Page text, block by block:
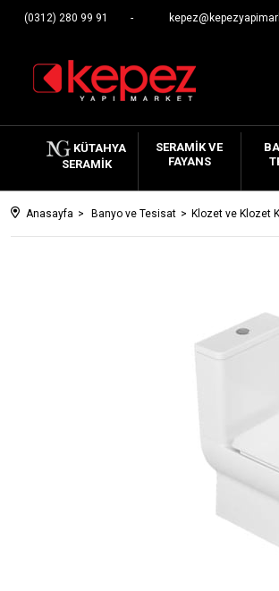
(0312) 280 99 91
KÜTAHYA
SERAMIK
SERAMIK VE
FAYANS
Anasayfa Banyo ve Tesisat Klozet ve Klozet